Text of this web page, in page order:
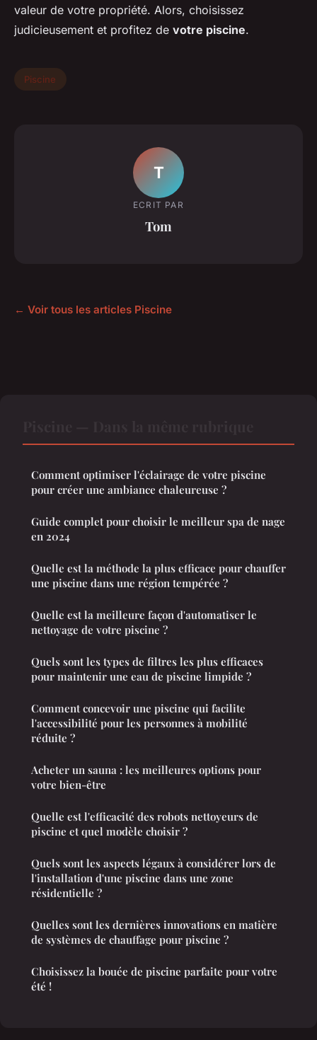
valeur de votre propriété. Alors, choisissez
judicieusement et profitez de votre piscine.
Piscine
T
ECRIT PAR
Tom
← Voir tous les articles Piscine
Comment optimiser l'éclairage de votre piscine
pour créer une ambiance chaleureuse ?
Guide complet pour choisir le meilleur spa de nage
en 2024
Quelle est la méthode la plus efficace pour chauffer
une piscine dans une région tempérée ?
Quelle est la meilleure façon d'automatiser le
nettoyage de votre piscine ?
Quels sont les types de filtres les plus efficaces
pour maintenir une eau de piscine limpide ?
Comment concevoir une piscine qui facilite
l'accessibilité pour les personnes à mobilité
réduite ?
Acheter un sauna : les meilleures options pour
votre bien-être
Quelle est l'efficacité des robots nettoyeurs de
piscine et quel modèle choisir ?
Quels sont les aspects légaux à considérer lors de
l'installation d'une piscine dans une zone
résidentielle ?
Quelles sont les dernières innovations en matière
de systèmes de chauffage pour piscine ?
Choisissez la bouée de piscine parfaite pour votre
été !